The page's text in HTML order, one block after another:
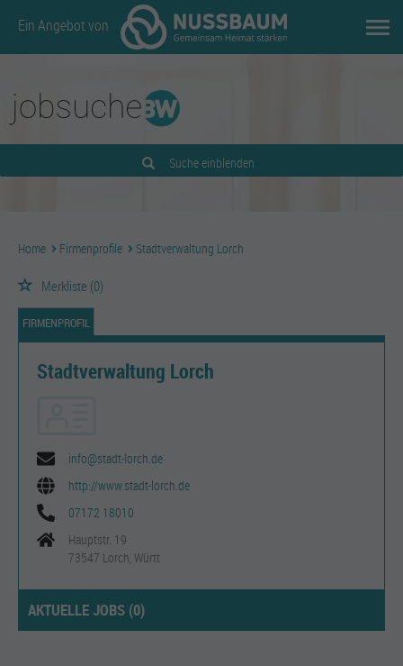
Ein Angebot von
Suche einblenden
Home Firmenprofile Stadtverwaltung Lorch
Merkliste (0)
FIRMENPROFIL
Stadtverwaltung Lorch
info@stadt-lorch.de
http://www.stadt-lorch.de
07172 18010
Hauptstr. 19
73547 Lorch, Württ
AKTUELLE JOBS (0)